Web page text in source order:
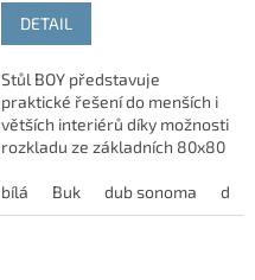
DETAIL
Stůl BOY představuje
praktické řešení do menších i
větších interiérů díky možnosti
rozkladu ze základních 80x80
180x80 cm. Tento model nabízí
flexibilní...
bílá Buk dub sonoma dub